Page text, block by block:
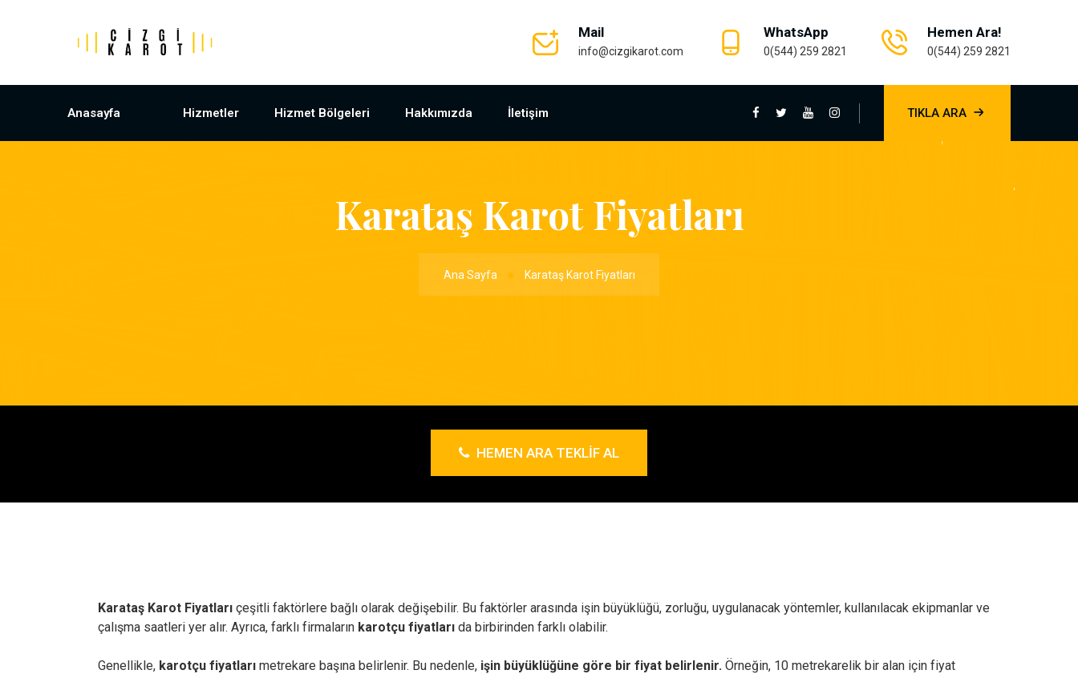
Mail
info@cizgikarot.com
WhatsApp
0(544) 259 2821
Hemen Ara!
0(544) 259 2821
Anasayfa Hizmetler Hizmet Bölgeleri Hakkımızda İletişim TIKLA ARA
Karataş Karot Fiyatları
Ana Sayfa Karataş Karot Fiyatları
HEMEN ARA TEKLIF AL
Karataş Karot Fiyatları çeşitli faktörlere bağlı olarak değişebilir. Bu faktörler arasında işin büyüklüğü, zorluğu, uygulanacak yöntemler, kullanılacak ekipmanlar ve
çalışma saatleri yer alır. Ayrıca, farklı firmaların karotçu fiyatları da birbirinden farklı olabilir.
Genellikle, karotçu fiyatları metrekare başına belirlenir. Bu nedenle, işin büyüklüğüne göre bir fiyat belirlenir. Örneğin, 10 metrekarelik bir alan için fiyat